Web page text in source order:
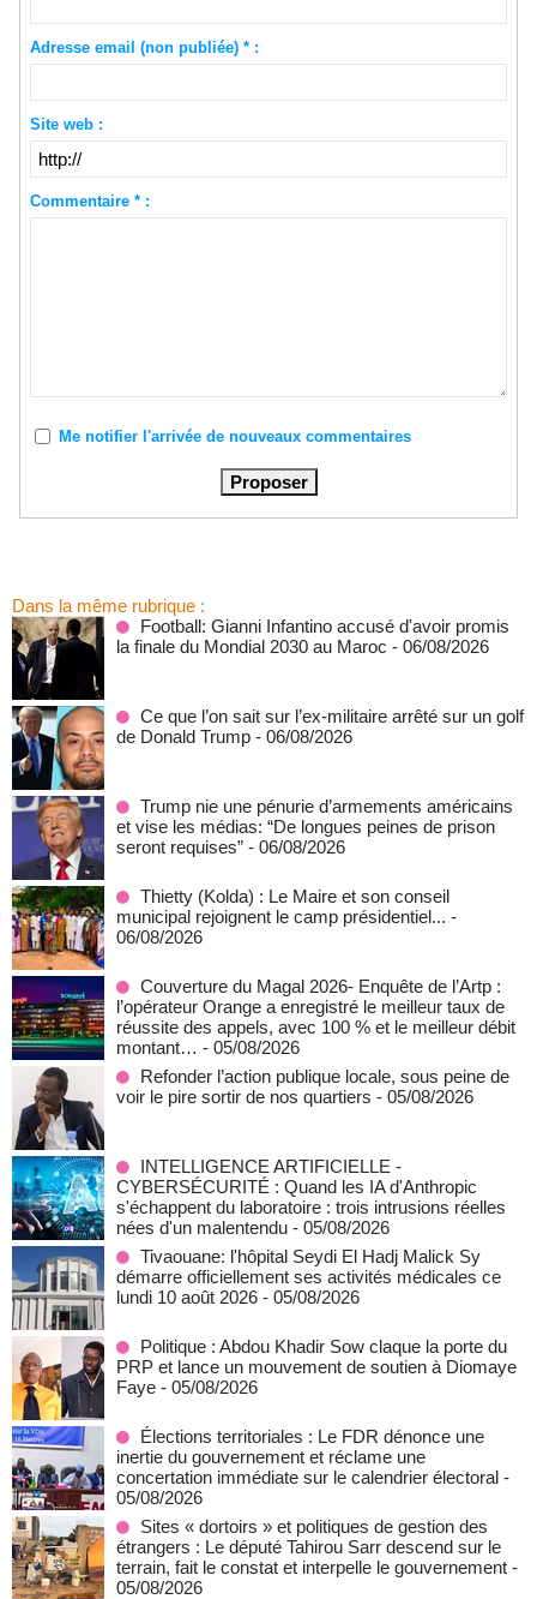
Adresse email (non publiée) * :
Site web :
Commentaire * :
Me notifier l'arrivée de nouveaux commentaires
Dans la même rubrique :
Football: Gianni Infantino accusé d'avoir promis
la finale du Mondial 2030 au Maroc - 06/08/2026
Ce que l’on sait sur l’ex-militaire arrêté sur un golf
de Donald Trump - 06/08/2026
Trump nie une pénurie d’armements américains
et vise les médias: “De longues peines de prison
seront requises” - 06/08/2026
‎Thietty (Kolda) : Le Maire et son conseil
municipal rejoignent le camp présidentiel... -
06/08/2026
Couverture du Magal 2026- Enquête de l’Artp :
l’opérateur Orange a enregistré le meilleur taux de
réussite des appels, avec 100 % et le meilleur débit
montant… - 05/08/2026
Refonder l’action publique locale, sous peine de
voir le pire sortir de nos quartiers - 05/08/2026
INTELLIGENCE ARTIFICIELLE -
CYBERSÉCURITÉ : Quand les IA d'Anthropic
s'échappent du laboratoire : trois intrusions réelles
nées d'un malentendu - 05/08/2026
Tivaouane: l'hôpital Seydi El Hadj Malick Sy
démarre officiellement ses activités médicales ce
lundi 10 août 2026 - 05/08/2026
Politique : Abdou Khadir Sow claque la porte du
PRP et lance un mouvement de soutien à Diomaye
Faye - 05/08/2026
Élections territoriales : Le FDR dénonce une
inertie du gouvernement et réclame une
concertation immédiate sur le calendrier électoral -
05/08/2026
Sites « dortoirs » et politiques de gestion des
étrangers : Le député Tahirou Sarr descend sur le
terrain, fait le constat et interpelle le gouvernement -
05/08/2026